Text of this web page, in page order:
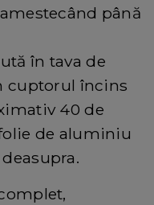
până
în tava de
cuptorul încins
40 de
de aluminiu